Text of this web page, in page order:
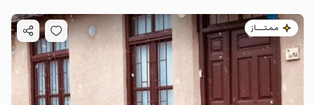
مـمـتــــــاز